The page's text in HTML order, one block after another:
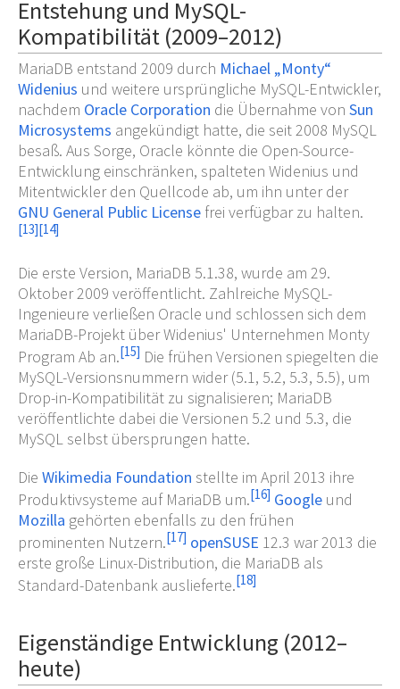
Entstehung und MySQL-
Kompatibilität (2009–2012)
MariaDB entstand 2009 durch Michael „Monty“
Widenius und weitere ursprüngliche MySQL-Entwickler,
nachdem Oracle Corporation die Übernahme von Sun
Microsystems angekündigt hatte, die seit 2008 MySQL
besaß. Aus Sorge, Oracle könnte die Open-Source-
Entwicklung einschränken, spalteten Widenius und
Mitentwickler den Quellcode ab, um ihn unter der
GNU General Public License frei verfügbar zu halten.
[13][14]
Die erste Version, MariaDB 5.1.38, wurde am 29.
Oktober 2009 veröffentlicht. Zahlreiche MySQL-
Ingenieure verließen Oracle und schlossen sich dem
MariaDB-Projekt über Widenius' Unternehmen Monty
Program Ab an.[15] Die frühen Versionen spiegelten die
MySQL-Versionsnummern wider (5.1, 5.2, 5.3, 5.5), um
Drop-in-Kompatibilität zu signalisieren; MariaDB
veröffentlichte dabei die Versionen 5.2 und 5.3, die
MySQL selbst übersprungen hatte.
Die Wikimedia Foundation stellte im April 2013 ihre
Produktivsysteme auf MariaDB um.[16] Google und
Mozilla gehörten ebenfalls zu den frühen
prominenten Nutzern.[17] openSUSE 12.3 war 2013 die
erste große Linux-Distribution, die MariaDB als
Standard-Datenbank auslieferte.[18]
Eigenständige Entwicklung (2012–
heute)